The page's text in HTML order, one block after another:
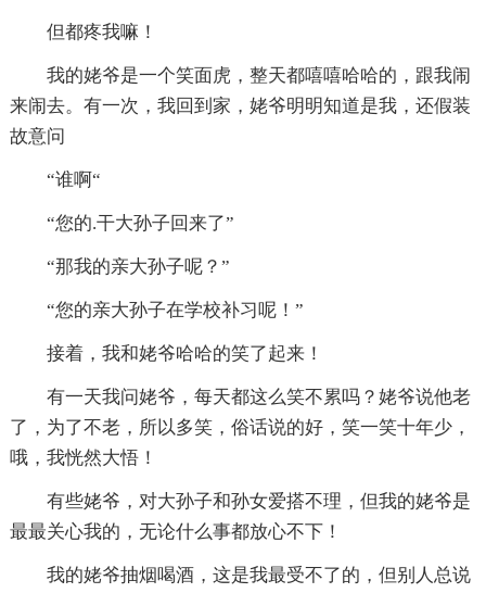
但都疼我嘛！
我的姥爷是一个笑面虎，整天都嘻嘻哈哈的，跟我闹
来闹去。有一次，我回到家，姥爷明明知道是我，还假装
故意问
“谁啊“
“您的.干大孙子回来了”
“那我的亲大孙子呢？”
“您的亲大孙子在学校补习呢！”
接着，我和姥爷哈哈的笑了起来！
有一天我问姥爷，每天都这么笑不累吗？姥爷说他老
了，为了不老，所以多笑，俗话说的好，笑一笑十年少，
哦，我恍然大悟！
有些姥爷，对大孙子和孙女爱搭不理，但我的姥爷是
最最关心我的，无论什么事都放心不下！
我的姥爷抽烟喝酒，这是我最受不了的，但别人总说